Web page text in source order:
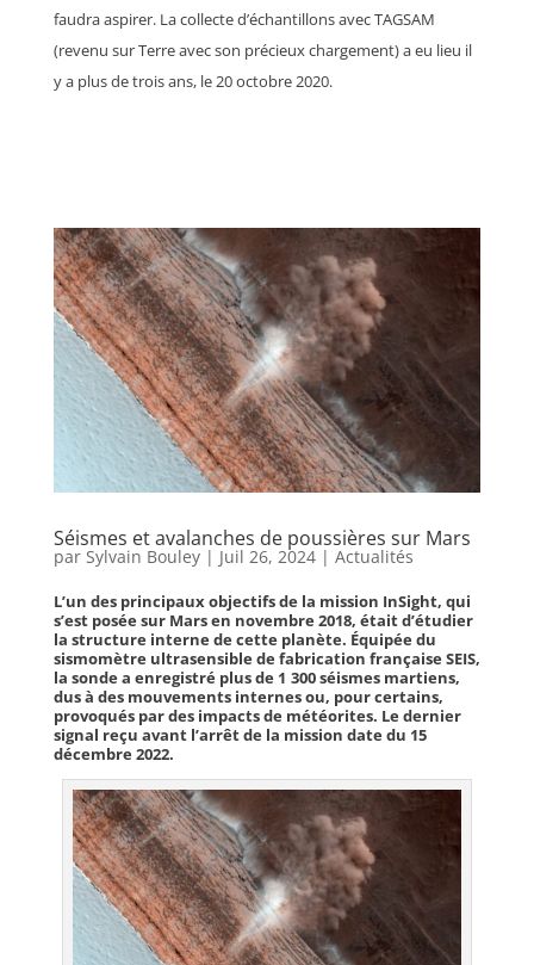
faudra aspirer. La collecte d’échantillons avec TAGSAM
(revenu sur Terre avec son précieux chargement) a eu lieu il
y a plus de trois ans, le 20 octobre 2020.
Séismes et avalanches de poussières sur Mars
par Sylvain Bouley| Juil 26, 2024| Actualités
L’un des principaux objectifs de la mission InSight, qui
s’est posée sur Mars en novembre 2018, était d’étudier
la structure interne de cette planète. Équipée du
sismomètre ultrasensible de fabrication française SEIS,
la sonde a enregistré plus de 1 300 séismes martiens,
dus à des mouvements internes ou, pour certains,
provoqués par des impacts de météorites. Le dernier
signal reçu avant l’arrêt de la mission date du 15
décembre 2022.